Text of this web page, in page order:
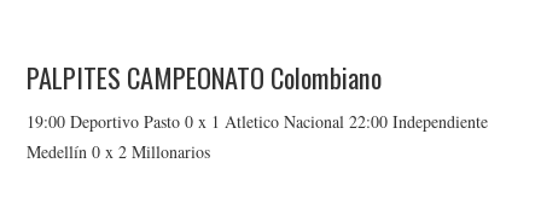
PALPITES CAMPEONATO Colombiano
19:00 Deportivo Pasto 0 x 1 Atletico Nacional 22:00 Independiente
Medellín 0 x 2 Millonarios